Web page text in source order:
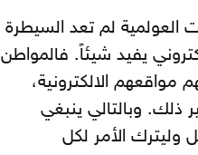
العولمية لم تعد السيطرة
يفيد شيئاً. فالمواطن
مواقعهم الالكترونية،
وبالتالي ينبغي
وليترك الأمر لكل